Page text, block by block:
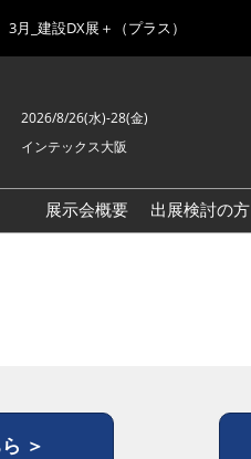
3月_建設DX展＋（プラス）
2026/8/26(水)-28(金)
インテックス大阪
展示会概要 出展検討の方
＞